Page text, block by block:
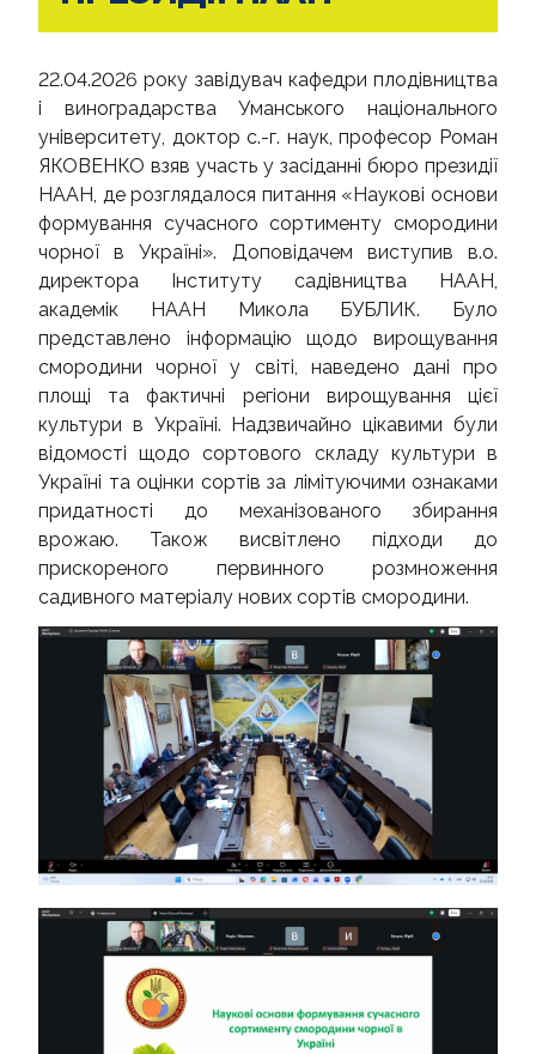
ВІДЕО
КОНТАКТИ
22.04.2026 року завідувач кафедри плодівництва
і виноградарства Уманського національного
університету, доктор с.-г. наук, професор Роман
ЯКОВЕНКО взяв участь у засіданні бюро президії
НААН, де розглядалося питання «Наукові основи
формування сучасного сортименту смородини
чорної в Україні». Доповідачем виступив в.о.
директора Інституту садівництва НААН,
академік НААН Микола БУБЛИК. Було
представлено інформацію щодо вирощування
смородини чорної у світі, наведено дані про
площі та фактичні регіони вирощування цієї
культури в Україні. Надзвичайно цікавими були
відомості щодо сортового складу культури в
Україні та оцінки сортів за лімітуючими ознаками
придатності до механізованого збирання
врожаю. Також висвітлено підходи до
прискореного первинного розмноження
садивного матеріалу нових сортів смородини.